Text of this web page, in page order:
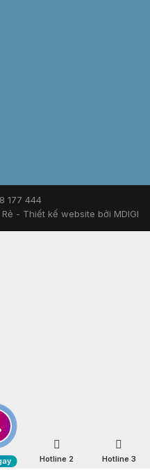
177 444
- Thiết kế website bởi MDIGI
Hotline 2 Hotline 3